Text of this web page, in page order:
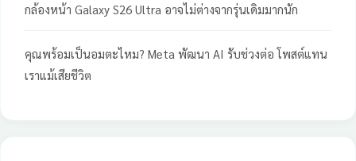
กล้องหน้า Galaxy S26 Ultra อาจไม่ต่างจากรุ่นเดิมมากนัก
คุณพร้อมเป็นอมตะไหม? Meta พัฒนา AI รับช่วงต่อ โพสต์แทน
เราแม้เสียชีวิต